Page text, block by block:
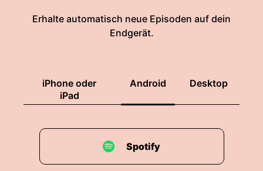
Erhalte automatisch neue Episoden auf dein
Endgerät.
iPhone oder
iPad
Android Desktop
Spotify